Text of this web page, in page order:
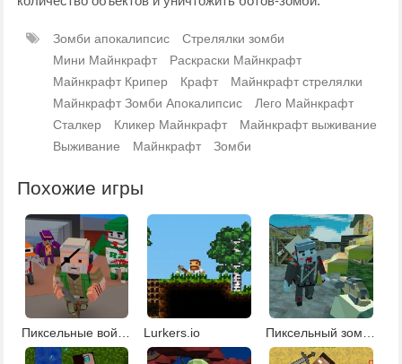
Зомби апокалипсис
Стрелялки зомби
Мини Майнкрафт
Раскраски Майнкрафт
Майнкрафт Крипер
Крафт
Майнкрафт стрелялки
Майнкрафт Зомби Апокалипсис
Лего Майнкрафт
Сталкер
Кликер Майнкрафт
Майнкрафт выживание
Выживание
Майнкрафт Зомби
Похожие игры
Lurkers.io